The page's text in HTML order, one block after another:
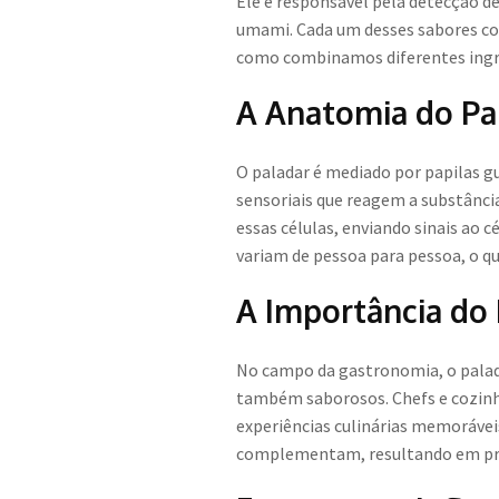
umami. Cada um desses sabores
como combinamos diferentes
A Anatomia do
O paladar é mediado por papilas
sensoriais que reagem a
essas células, enviando sinais ao
variam de pessoa para pessoa, o
A Importância do
No campo da gastronomia, o
também saborosos. Chefs e
experiências culinárias
complementam, resultando em